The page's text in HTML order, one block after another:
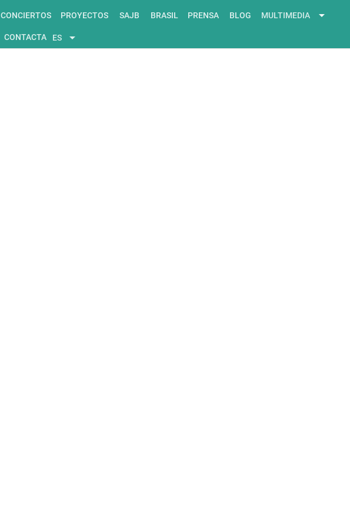
CONCIERTOS PROYECTOS SAJB BRASIL PRENSA BLOG MULTIMEDIA arrow_drop_down
CONTACTA ES arrow_drop_down